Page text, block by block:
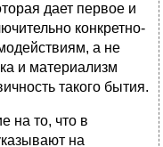
дает первое и
конкретно-
а не
и материализм
такого бытия.
на то, что в
на